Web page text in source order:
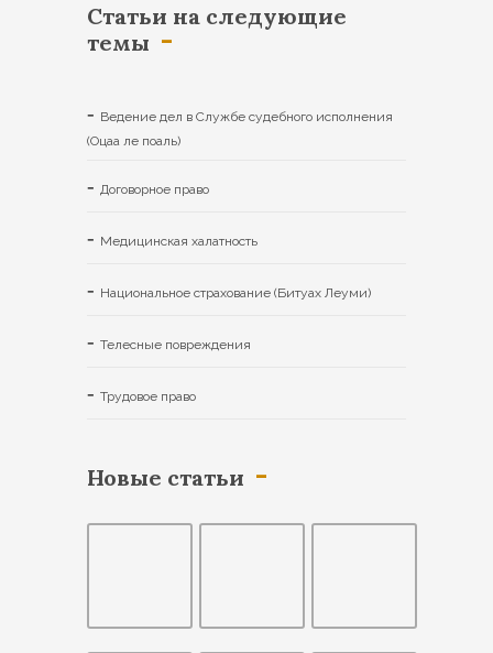
Статьи на следующие
темы
Ведение дел в Службе судебного исполнения
(Oцаа ле поаль)
Договорное право
Медицинская халатность
Национальное страхование (Битуах Леуми)
Телесные повреждения
Трудовое право
Новые статьи